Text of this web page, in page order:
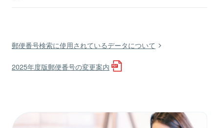
郵便番号検索に使用されているデータについて
2025年度版郵便番号の変更案内